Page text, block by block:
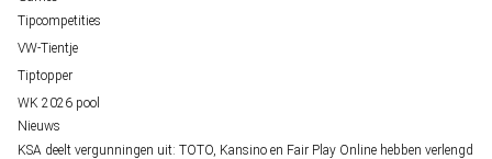
Tipcompetities
VW-Tientje
Tiptopper
WK 2026 pool
Nieuws
KSA deelt vergunningen uit: TOTO, Kansino en Fair Play Online hebben verlengd